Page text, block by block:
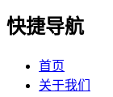
快捷导航
首页
关于我们